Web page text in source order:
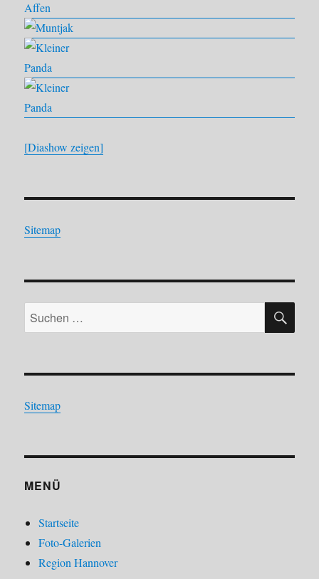
[Diashow zeigen]
Sitemap
Suchen
nach:
Sitemap
MENÜ
Startseite
Foto-Galerien
Region Hannover